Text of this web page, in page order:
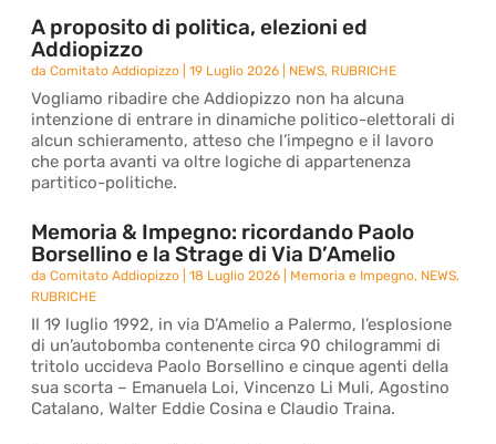
A proposito di politica, elezioni ed
Addiopizzo
daComitato Addiopizzo |19 Luglio 2026 NEWS, RUBRICHE
Vogliamo ribadire che Addiopizzo non ha alcuna
intenzione di entrare in dinamiche politico-elettorali di
alcun schieramento, atteso che l’impegno e il lavoro
che porta avanti va oltre logiche di appartenenza
partitico-politiche.
Memoria & Impegno: ricordando Paolo
Borsellino e la Strage di Via D’Amelio
daComitato Addiopizzo |18 Luglio 2026 Memoria e Impegno, NEWS,
RUBRICHE
Il 19 luglio 1992, in via D’Amelio a Palermo, l’esplosione
di un’autobomba contenente circa 90 chilogrammi di
tritolo uccideva Paolo Borsellino e cinque agenti della
sua scorta – Emanuela Loi, Vincenzo Li Muli, Agostino
Catalano, Walter Eddie Cosina e Claudio Traina.